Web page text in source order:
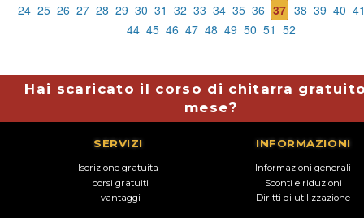
24 25 26 27 28 29 30 31 32 33 34 35 36 37 38 39 40
44 45 46 47 48 49 50 51 52
Hai scaricato il corso di chitarra
mese?
SERVIZI
Iscrizione gratuita
I corsi gratuiti
I vantaggi
INFORMAZIONI
Informazioni generali
Sconti e riduzioni
Diritti di utilizzazione